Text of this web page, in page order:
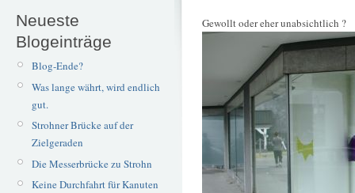
Neueste
Blogeinträge
Blog-Ende?
Was lange währt, wird endlich
gut.
Strohner Brücke auf der
Zielgeraden
Die Messerbrücke zu Strohn
Keine Durchfahrt für Kanuten
Gewollt oder eher unabsichtlich ?